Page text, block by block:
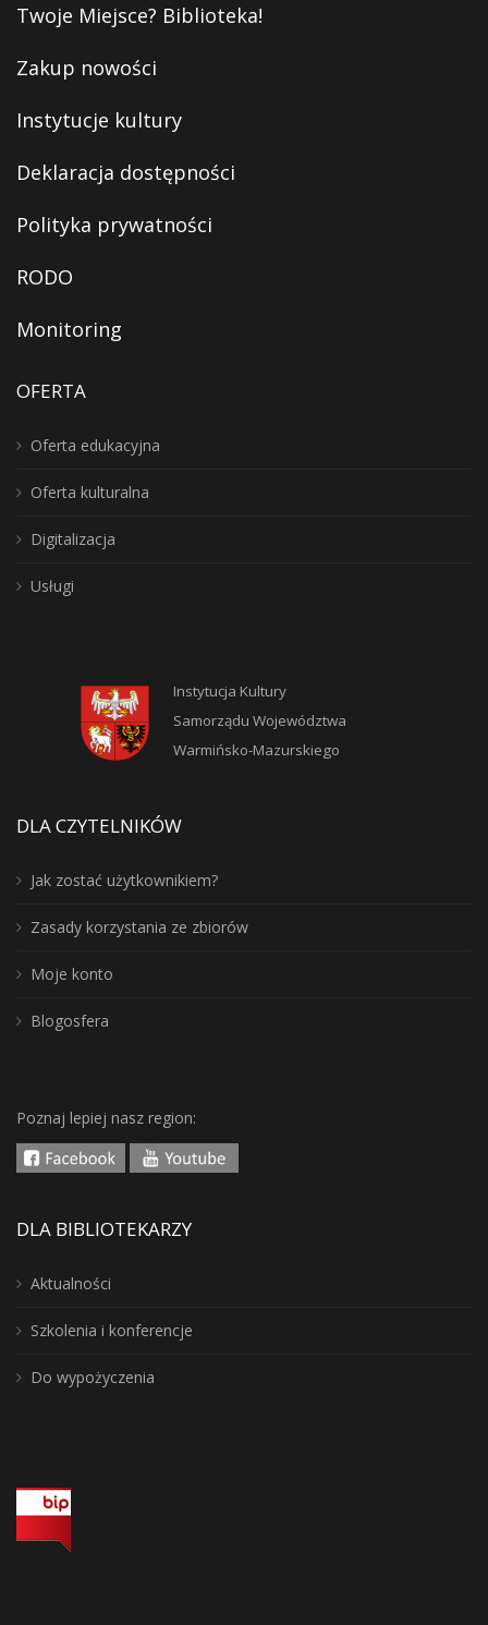
Twoje Miejsce? Biblioteka!
Zakup nowości
Instytucje kultury
Deklaracja dostępności
Polityka prywatności
RODO
Monitoring
OFERTA
Oferta edukacyjna
Oferta kulturalna
Digitalizacja
Usługi
Instytucja Kultury
Samorządu Województwa
Warmińsko-Mazurskiego
DLA CZYTELNIKÓW
Jak zostać użytkownikiem?
Zasady korzystania ze zbiorów
Moje konto
Blogosfera
Poznaj lepiej nasz region:
DLA BIBLIOTEKARZY
Aktualności
Szkolenia i konferencje
Do wypożyczenia